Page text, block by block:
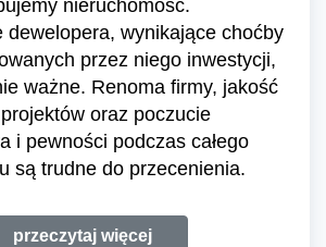
nieruchomość.
dewelopera, wynikające choćby
przez niego inwestycji,
ważne. Renoma firmy, jakość
oraz poczucie
i pewności podczas całego
są trudne do przecenienia.
przeczytaj więcej